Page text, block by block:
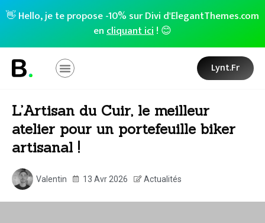
👋 Hello, je te propose -10% sur Divi d'ElegantThemes.com
encliquant ici! 😊
Lynt.fr
L’Artisan du Cuir, le meilleur
atelier pour un portefeuille biker
artisanal !
Valentin 13 Avr 2026 Actualités